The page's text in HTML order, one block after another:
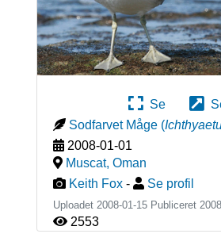
Se
Sodfarvet Måge (
2008-01-01
Muscat, Oman
Keith Fox - Se profil
Uploadet 2008-01-15 Publiceret
2553